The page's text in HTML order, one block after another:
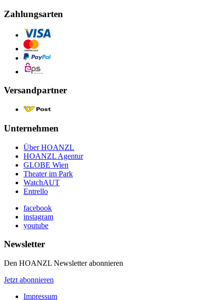
Zahlungsarten
Versandpartner
Unternehmen
Über HOANZL
HOANZL Agentur
GLOBE Wien
Theater im Park
WatchAUT
Entrello
facebook
instagram
youtube
Newsletter
Den HOANZL Newsletter abonnieren
Jetzt abonnieren
Impressum